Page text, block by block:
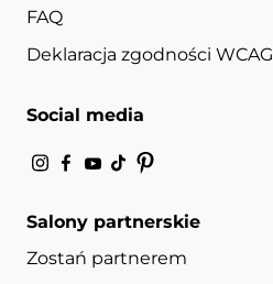
FAQ
Deklaracja zgodności WCAG
Social media
Salony partnerskie
Zostań partnerem